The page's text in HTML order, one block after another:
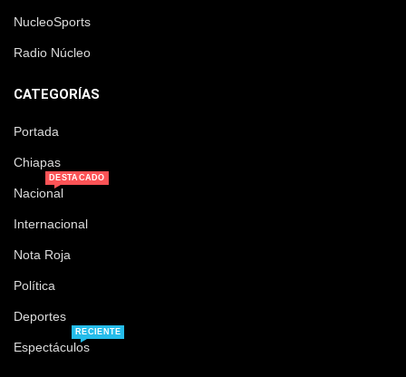
NucleoSports
Radio Núcleo
CATEGORÍAS
Portada
Chiapas
Nacional
DESTACADO
Internacional
Nota Roja
Política
Deportes
Espectáculos
RECIENTE